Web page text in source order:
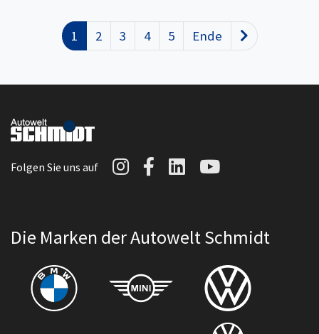
1 2 3 4 5 Ende Nächste
Folgen Sie uns auf Autowelt Schmidt auf
Autowelt Schmidt
AutoweltAutowelt
Die Marken der Autowelt Schmidt